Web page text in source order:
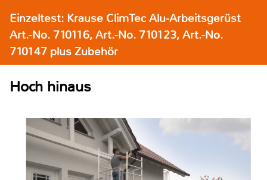
Einzeltest: Krause ClimTec Alu-Arbeitsgerüst
Art.-No. 710116, Art.-No. 710123, Art.-No.
710147 plus Zubehör
Hoch hinaus